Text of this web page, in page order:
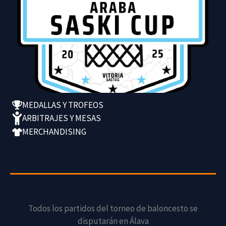
MEDALLAS Y TROFEOS
ARBITRAJES Y MESAS
MERCHANDISING
Todos los partidos del torneo de baloncesto se
disputarán en Álava